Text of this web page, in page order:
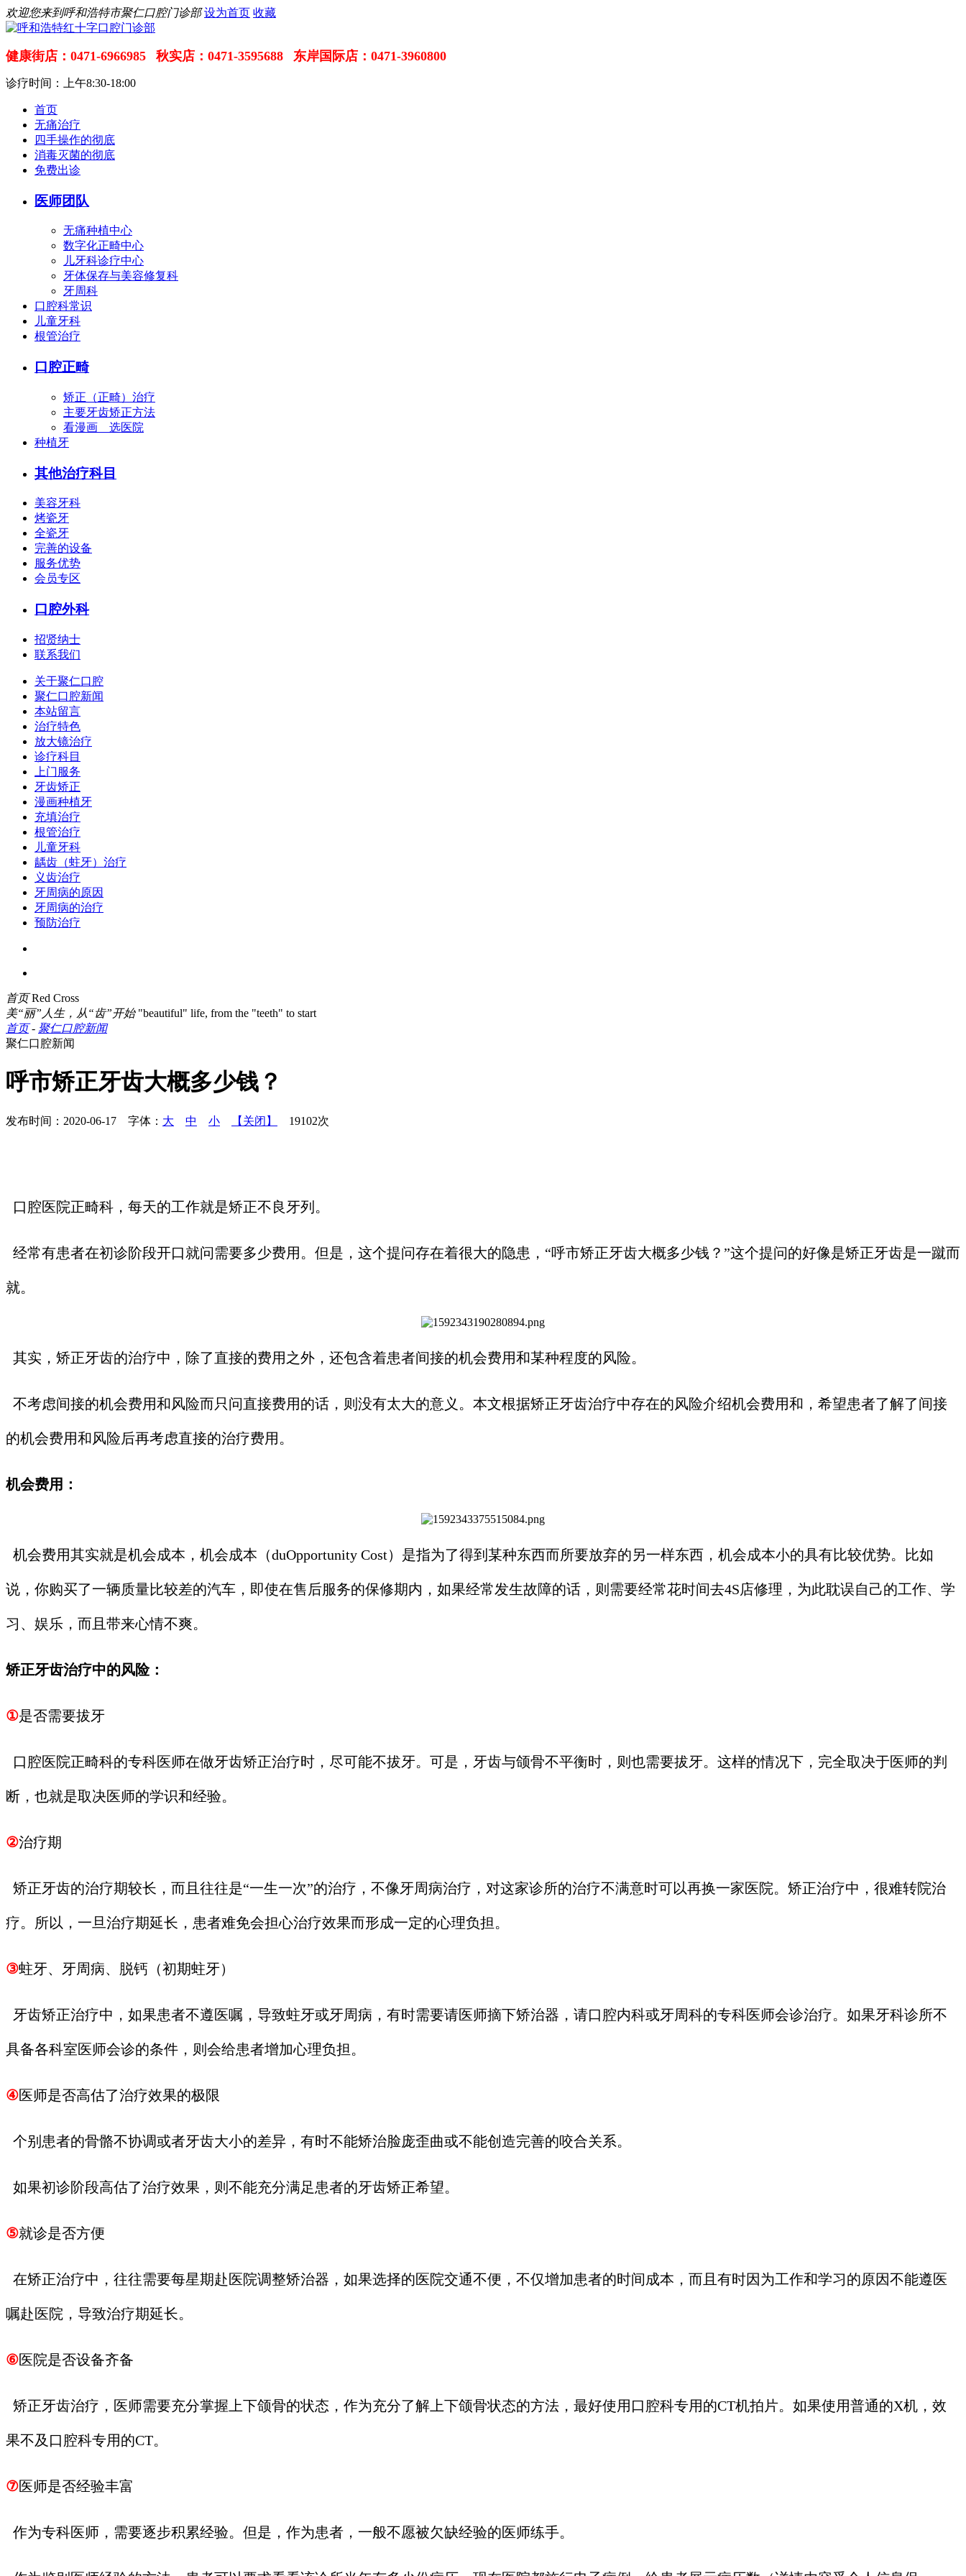
欢迎您来到呼和浩特市聚仁口腔门诊部 设为首页 收藏
健康街店：0471-6966985 秋实店：0471-3595688 东岸国际店：0471-3960800
诊疗时间：上午8:30-18:00
首页
无痛治疗
四手操作的彻底
消毒灭菌的彻底
免费出诊
医师团队
无痛种植中心
数字化正畸中心
儿牙科诊疗中心
牙体保存与美容修复科
牙周科
口腔科常识
儿童牙科
根管治疗
口腔正畸
矫正（正畸）治疗
主要牙齿矫正方法
看漫画 选医院
种植牙
其他治疗科目
美容牙科
烤瓷牙
全瓷牙
完善的设备
服务优势
会员专区
口腔外科
招贤纳士
联系我们
关于聚仁口腔
聚仁口腔新闻
本站留言
治疗特色
放大镜治疗
诊疗科目
上门服务
牙齿矫正
漫画种植牙
充填治疗
根管治疗
儿童牙科
龋齿（蛀牙）治疗
义齿治疗
牙周病的原因
牙周病的治疗
预防治疗
首页 Red Cross
美“丽”人生，从“齿”开始 "beautiful" life, from the "teeth" to start
首页- 聚仁口腔新闻
聚仁口腔新闻
呼市矫正牙齿大概多少钱？
发布时间：2020-06-17 字体： 大 中 小 【关闭】 19102次
口腔医院正畸科，每天的工作就是矫正不良牙列。
经常有患者在初诊阶段开口就问需要多少费用。但是，这个提问存在着很大的隐患，“呼市矫正牙齿大概多少钱？”这个提问的好像是矫正牙齿是一蹴而
就。
其实，矫正牙齿的治疗中，除了直接的费用之外，还包含着患者间接的机会费用和某种程度的风险。
不考虑间接的机会费用和风险而只问直接费用的话，则没有太大的意义。本文根据矫正牙齿治疗中存在的风险介绍机会费用和，希望患者了解了间接
的机会费用和风险后再考虑直接的治疗费用。
机会费用：
机会费用其实就是机会成本，机会成本（duOpportunity Cost）是指为了得到某种东西而所要放弃的另一样东西，机会成本小的具有比较优势。比如
说，你购买了一辆质量比较差的汽车，即使在售后服务的保修期内，如果经常发生故障的话，则需要经常花时间去4S店修理，为此耽误自己的工作、学
习、娱乐，而且带来心情不爽。
矫正牙齿治疗中的风险：
①是否需要拔牙
口腔医院正畸科的专科医师在做牙齿矫正治疗时，尽可能不拔牙。可是，牙齿与颌骨不平衡时，则也需要拔牙。这样的情况下，完全取决于医师的判
断，也就是取决医师的学识和经验。
②治疗期
矫正牙齿的治疗期较长，而且往往是“一生一次”的治疗，不像牙周病治疗，对这家诊所的治疗不满意时可以再换一家医院。矫正治疗中，很难转院治
疗。所以，一旦治疗期延长，患者难免会担心治疗效果而形成一定的心理负担。
③蛀牙、牙周病、脱钙（初期蛀牙）
牙齿矫正治疗中，如果患者不遵医嘱，导致蛀牙或牙周病，有时需要请医师摘下矫治器，请口腔内科或牙周科的专科医师会诊治疗。如果牙科诊所不
具备各科室医师会诊的条件，则会给患者增加心理负担。
④医师是否高估了治疗效果的极限
个别患者的骨骼不协调或者牙齿大小的差异，有时不能矫治脸庞歪曲或不能创造完善的咬合关系。
如果初诊阶段高估了治疗效果，则不能充分满足患者的牙齿矫正希望。
⑤就诊是否方便
在矫正治疗中，往往需要每星期赴医院调整矫治器，如果选择的医院交通不便，不仅增加患者的时间成本，而且有时因为工作和学习的原因不能遵医
嘱赴医院，导致治疗期延长。
⑥医院是否设备齐备
矫正牙齿治疗，医师需要充分掌握上下颌骨的状态，作为充分了解上下颌骨状态的方法，最好使用口腔科专用的CT机拍片。如果使用普通的X机，效
果不及口腔科专用的CT。
⑦医师是否经验丰富
作为专科医师，需要逐步积累经验。但是，作为患者，一般不愿被欠缺经验的医师练手。